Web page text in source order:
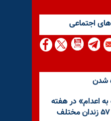
اجتماعى
شدن
اعدام» در هفته